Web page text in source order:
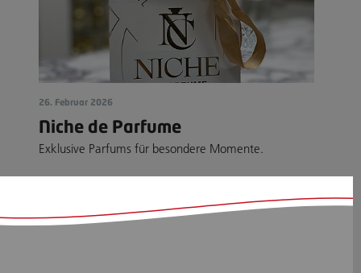
26. Februar 2026
Niche de Parfume
Exklusive Parfums für besondere Momente.